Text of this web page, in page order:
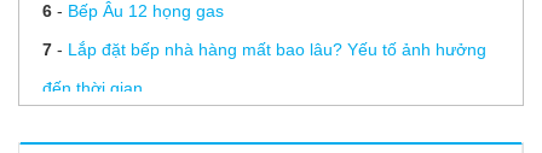
6- Bếp Âu 12 họng gas
7- Lắp đặt bếp nhà hàng mất bao lâu? Yếu tố ảnh hưởng
đến thời gian